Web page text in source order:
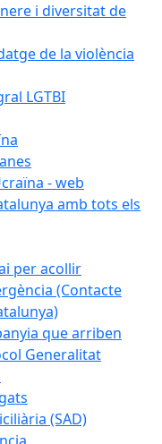
i diversitat de
de la violència
LGTBI
- web
amb tots els
per acollir
(Contacte
que arriben
Generalitat
(SAD)